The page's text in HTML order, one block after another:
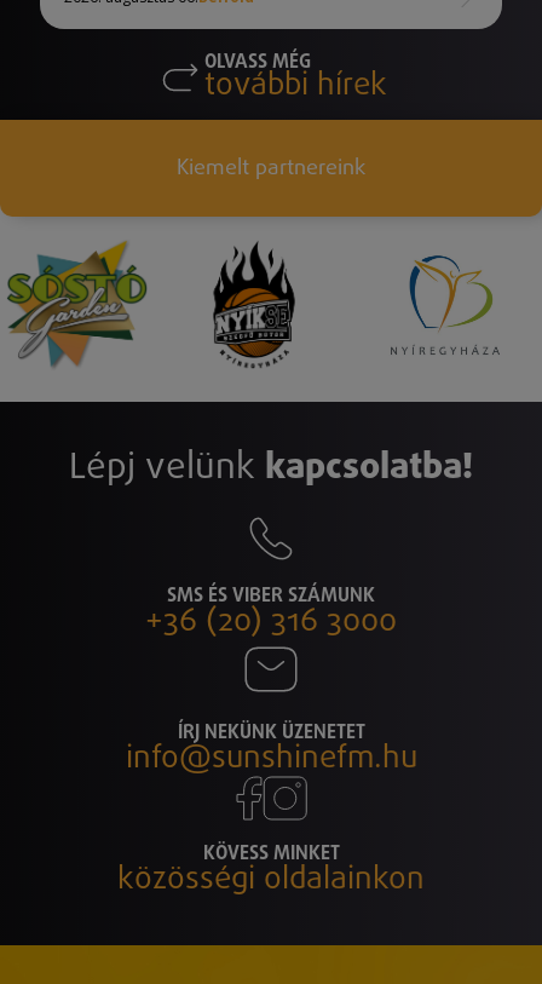
OLVASS MÉG
további hírek
Kiemelt partnereink
Lépj velünk kapcsolatba!
SMS ÉS VIBER SZÁMUNK
+36 (20) 316 3000
ÍRJ NEKÜNK ÜZENETET
info@sunshinefm.hu
KÖVESS MINKET
közösségi oldalainkon